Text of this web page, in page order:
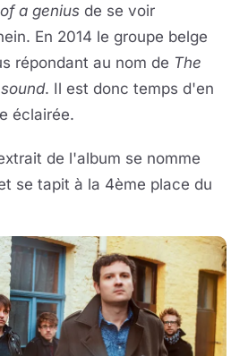
a genius de se voir
En 2014 le groupe belge
répondant au nom de The
. Il est donc temps d'en
éclairée.
de l'album se nomme
se tapit à la 4ème place du